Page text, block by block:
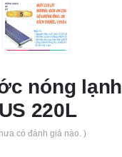
nóng lạnh
220L
có đánh giá nào. )